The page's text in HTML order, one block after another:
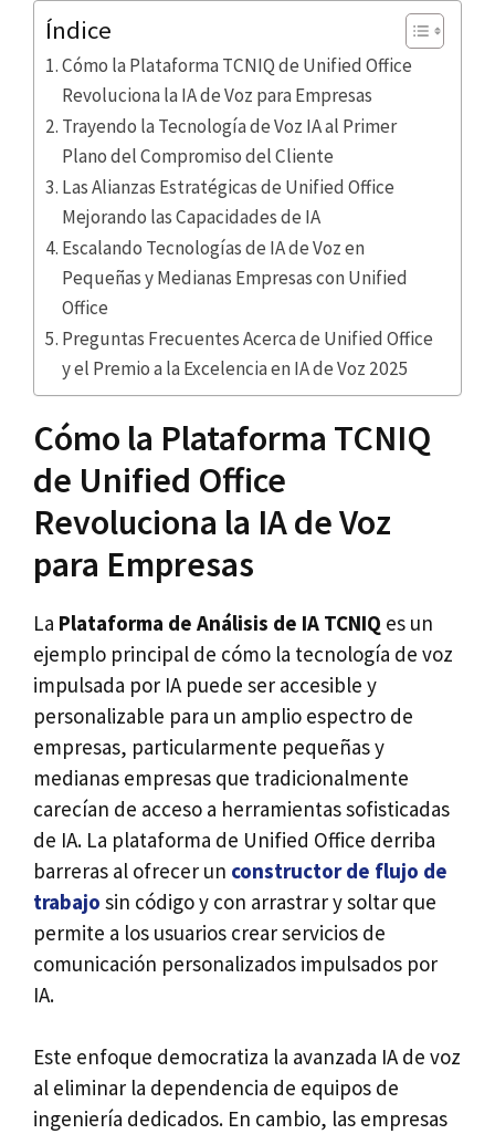
Índice
Cómo la Plataforma TCNIQ de Unified Office
Revoluciona la IA de Voz para Empresas
Trayendo la Tecnología de Voz IA al Primer
Plano del Compromiso del Cliente
Las Alianzas Estratégicas de Unified Office
Mejorando las Capacidades de IA
Escalando Tecnologías de IA de Voz en
Pequeñas y Medianas Empresas con Unified
Office
Preguntas Frecuentes Acerca de Unified Office
y el Premio a la Excelencia en IA de Voz 2025
Cómo la Plataforma TCNIQ
de Unified Office
Revoluciona la IA de Voz
para Empresas
La Plataforma de Análisis de IA TCNIQ es un
ejemplo principal de cómo la tecnología de voz
impulsada por IA puede ser accesible y
personalizable para un amplio espectro de
empresas, particularmente pequeñas y
medianas empresas que tradicionalmente
carecían de acceso a herramientas sofisticadas
de IA. La plataforma de Unified Office derriba
barreras al ofrecer un constructor de flujo de
trabajo sin código y con arrastrar y soltar que
permite a los usuarios crear servicios de
comunicación personalizados impulsados por
IA.
Este enfoque democratiza la avanzada IA de voz
al eliminar la dependencia de equipos de
ingeniería dedicados. En cambio, las empresas